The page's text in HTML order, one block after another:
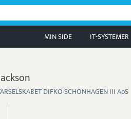
MIN SIDE IT-SYSTEMER
DIFKO SCHÖNHAGEN III ApS